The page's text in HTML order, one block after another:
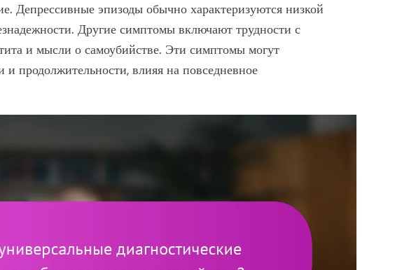
Депрессивные эпизоды обычно характеризуются низкой
Другие симптомы включают трудности с
и мысли о самоубийстве. Эти симптомы могут
и продолжительности, влияя на повседневное